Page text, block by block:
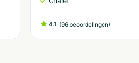
4.1 (96 beoordelingen)